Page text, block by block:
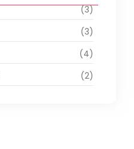
(3)
(3)
(4)
(2)